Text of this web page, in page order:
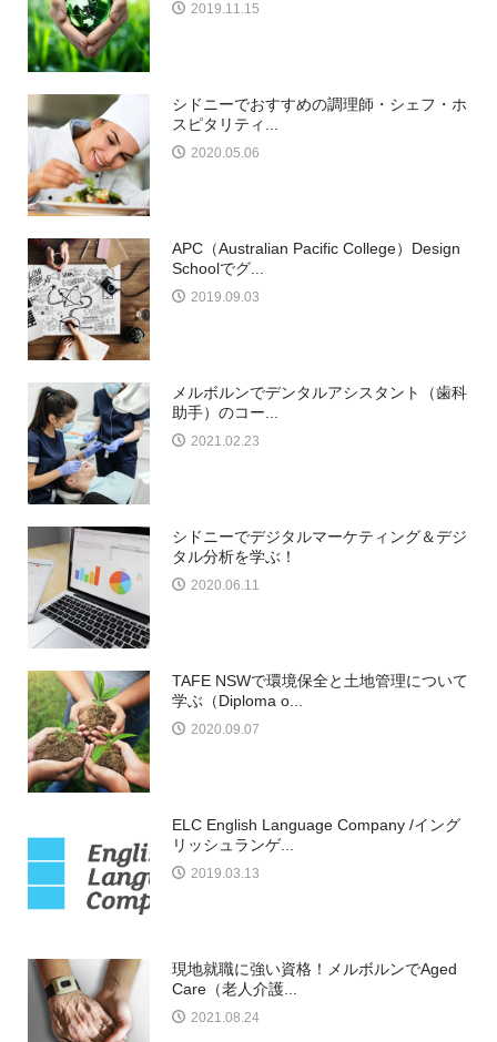
2019.11.15
シドニーでおすすめの調理師・シェフ・ホ
スピタリティ...
2020.05.06
APC（Australian Pacific College）Design
Schoolでグ...
2019.09.03
メルボルンでデンタルアシスタント（歯科
助手）のコー...
2021.02.23
シドニーでデジタルマーケティング＆デジ
タル分析を学ぶ！
2020.06.11
TAFE NSWで環境保全と土地管理について
学ぶ（Diploma o...
2020.09.07
ELC English Language Company /イング
リッシュランゲ...
2019.03.13
現地就職に強い資格！メルボルンでAged
Care（老人介護...
2021.08.24